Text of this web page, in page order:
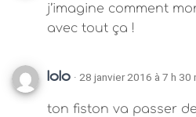
j’imagine comment
avec tout ça !
lolo · 28 janvier 2016 à 7 h 30
ton fiston va passer